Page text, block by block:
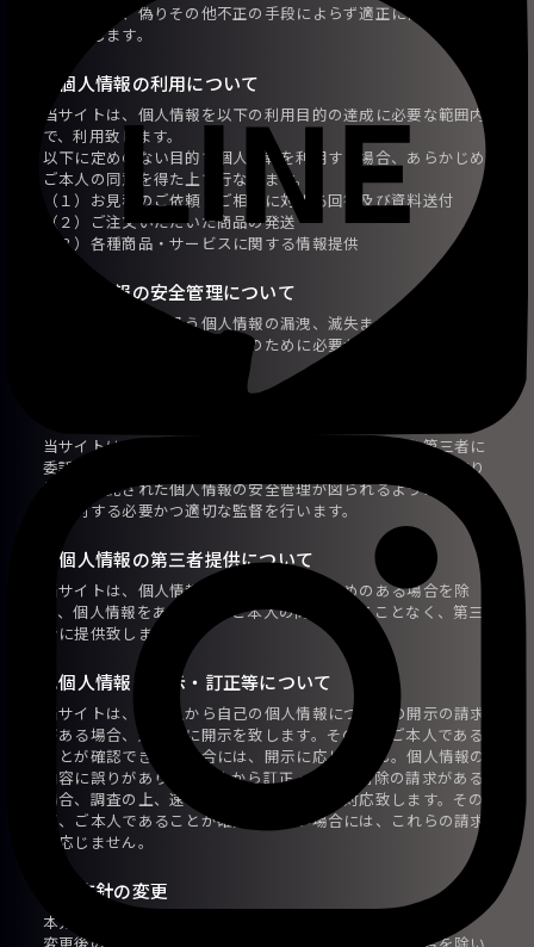
当サイトは、偽りその他不正の手段によらず適正に個人情報を
取得致します。
2.個人情報の利用について
当サイトは、個人情報を以下の利用目的の達成に必要な範囲内
で、利用致します。
以下に定めのない目的で個人情報を利用する場合、あらかじめ
ご本人の同意を得た上で行ないます。
（１）お見積のご依頼・ご相談に対する回答及び資料送付
（２）ご注文いただいた商品の発送
（３）各種商品・サービスに関する情報提供
3.個人情報の安全管理について
当サイトは、取り扱う個人情報の漏洩、滅失またはき損の防止
その他の個人情報の安全管理のために必要かつ適切な措置を講
当サイトは、個人情報の取り扱いの全部または一部を第三者に
委託する場合は、当該第三者について厳正な調査を行い、取り
扱いを委託された個人情報の安全管理が図られるよう当該第三
者に対する必要かつ適切な監督を行います。
5.個人情報の第三者提供について
当サイトは、個人情報保護法等の法令に定めのある場合を除
き、個人情報をあらかじめご本人の同意を得ることなく、第三
者に提供致しません。
6.個人情報の開示・訂正等について
当サイトは、ご本人から自己の個人情報についての開示の請求
がある場合、速やかに開示を致します。その際、ご本人である
ことが確認できない場合には、開示に応じません。個人情報の
内容に誤りがあり、ご本人から訂正・追加・削除の請求がある
場合、調査の上、速やかにこれらの請求に対応致します。その
際、ご本人であることが確認できない場合には、これらの請求
に応じません。
7.本方針の変更
本方針の内容は予告無く変更されることがあります。